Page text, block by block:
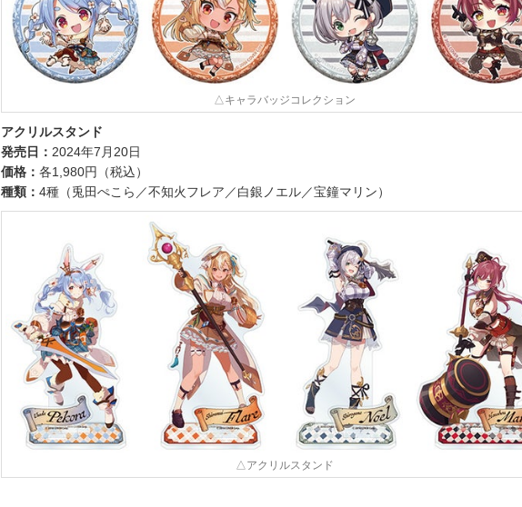
△キャラバッジコレクション
アクリルスタンド
発売日： 2024年7月20日
価格：各1,980円（税込）
種類：4種（兎田ぺこら／不知火フレア／白銀ノエル／宝鐘マリン）
△アクリルスタンド